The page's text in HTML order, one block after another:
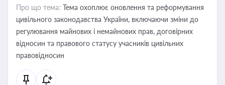
Про що тема: Тема охоплює оновлення та реформування
цивільного законодавства України, включаючи зміни до
регулювання майнових і немайнових прав, договірних
відносин та правового статусу учасників цивільних
правовідносин